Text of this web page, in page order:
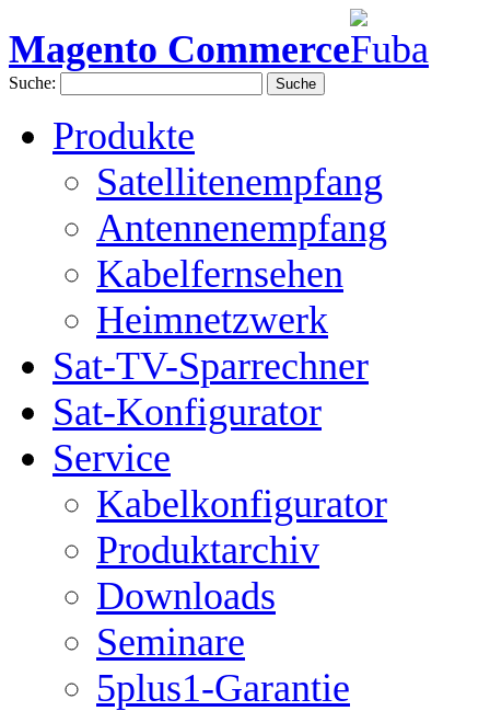
Magento Commerce
Suche: Suche
Produkte
Satellitenempfang
Antennenempfang
Kabelfernsehen
Heimnetzwerk
Sat-TV-Sparrechner
Sat-Konfigurator
Service
Kabelkonfigurator
Produktarchiv
Downloads
Seminare
5plus1-Garantie